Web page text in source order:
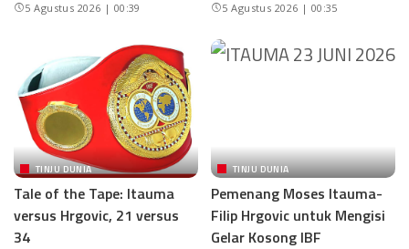
5 Agustus 2026 | 00:39 5 Agustus 2026 | 00:35
TINJU DUNIA
Tale of the Tape: Itauma
versus Hrgovic, 21 versus
34
TINJU DUNIA
Pemenang Moses Itauma-
Filip Hrgovic untuk Mengisi
Gelar Kosong IBF